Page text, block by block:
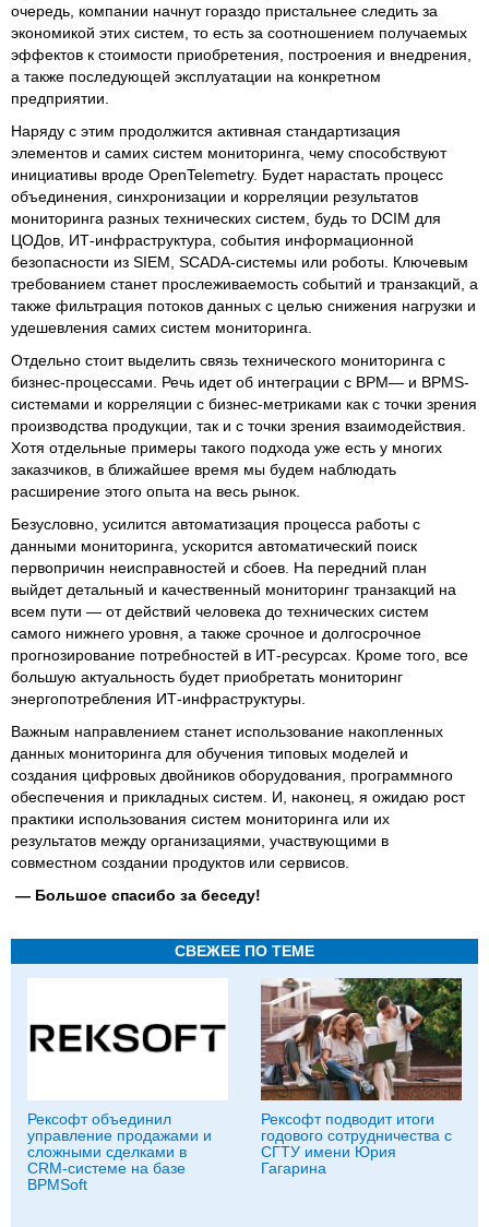
очередь, компании начнут гораздо пристальнее следить за
экономикой этих систем, то есть за соотношением получаемых
эффектов к стоимости приобретения, построения и внедрения,
а также последующей эксплуатации на конкретном
предприятии.
Наряду с этим продолжится активная стандартизация
элементов и самих систем мониторинга, чему способствуют
инициативы вроде OpenTelemetry. Будет нарастать процесс
объединения, синхронизации и корреляции результатов
мониторинга разных технических систем, будь то DCIM для
ЦОДов, ИТ-инфраструктура, события информационной
безопасности из SIEM, SCADA-системы или роботы. Ключевым
требованием станет прослеживаемость событий и транзакций, а
также фильтрация потоков данных с целью снижения нагрузки и
удешевления самих систем мониторинга.
Отдельно стоит выделить связь технического мониторинга с
бизнес-процессами. Речь идет об интеграции с BPM— и BPMS-
системами и корреляции с бизнес-метриками как с точки зрения
производства продукции, так и с точки зрения взаимодействия.
Хотя отдельные примеры такого подхода уже есть у многих
заказчиков, в ближайшее время мы будем наблюдать
расширение этого опыта на весь рынок.
Безусловно, усилится автоматизация процесса работы с
данными мониторинга, ускорится автоматический поиск
первопричин неисправностей и сбоев. На передний план
выйдет детальный и качественный мониторинг транзакций на
всем пути — от действий человека до технических систем
самого нижнего уровня, а также срочное и долгосрочное
прогнозирование потребностей в ИТ-ресурсах. Кроме того, все
большую актуальность будет приобретать мониторинг
энергопотребления ИТ-инфраструктуры.
Важным направлением станет использование накопленных
данных мониторинга для обучения типовых моделей и
создания цифровых двойников оборудования, программного
обеспечения и прикладных систем. И, наконец, я ожидаю рост
практики использования систем мониторинга или их
результатов между организациями, участвующими в
совместном создании продуктов или сервисов.
— Большое спасибо за беседу!
СВЕЖЕЕ ПО ТЕМЕ
Рексофт объединил
управление продажами и
сложными сделками в
CRM-системе на базе
BPMSoft
Рексофт подводит итоги
годового сотрудничества с
СГТУ имени Юрия
Гагарина